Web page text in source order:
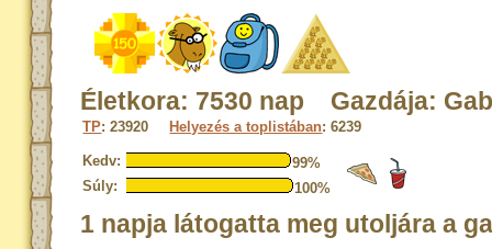
Életkora: 7530 nap Gazdája:
TP: 23920 Helyezés a toplistában: 6239
Kedv:
99%
Súly:
100%
1 napja látogatta meg utoljára a